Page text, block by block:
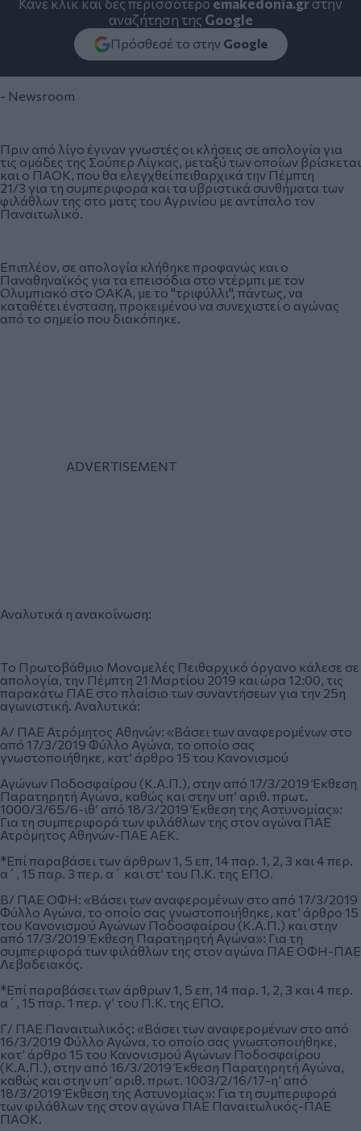
Κάνε κλικ και δες περισσότερο emakedonia.grστην
αναζήτηση της Google
Πρόσθεσέ το στην Google
- Newsroom
Πριν από λίγο έγιναν γνωστές οι κλήσεις σε απολογία για
τις ομάδες της Σούπερ Λίγκας, μεταξύ των οποίων βρίσκεται
και ο ΠΑΟΚ, που θα ελεγχθεί πειθαρχικά την Πέμπτη
21/3 για τη συμπεριφορά και τα υβριστικά συνθήματα των
φιλάθλων της στο ματς του Αγρινίου με αντίπαλο τον
Παναιτωλικό.
Επιπλέον, σε απολογία κλήθηκε προφανώς και ο
Παναθηναϊκός για τα επεισόδια στο ντέρμπι με τον
Ολυμπιακό στο ΟΑΚΑ, με το "τριφύλλι", πάντως, να
καταθέτει ένσταση, προκειμένου να συνεχιστεί ο αγώνας
από το σημείο που διακόπηκε.
Αναλυτικά η ανακοίνωση:
Tο Πρωτοβάθμιο Μονομελές Πειθαρχικό όργανο κάλεσε σε
απολογία, την Πέμπτη 21 Μαρτίου 2019 και ώρα 12:00, τις
παρακάτω ΠΑΕ στο πλαίσιο των συναντήσεων για την 25η
αγωνιστική. Αναλυτικά:
Α/ ΠΑΕ Ατρόμητος Αθηνών: «Βάσει των αναφερομένων στο
από 17/3/2019 Φύλλο Αγώνα, το οποίο σας
γνωστοποιήθηκε, κατ’ άρθρο 15 του Κανονισμού
Αγώνων Ποδοσφαίρου (Κ.Α.Π.), στην από 17/3/2019 Έκθεση
Παρατηρητή Αγώνα, καθώς και στην υπ’ αριθ. πρωτ.
1000/3/65/6-ιθ’ από 18/3/2019 Έκθεση της Αστυνομίας»:
Για τη συμπεριφορά των φιλάθλων της στον αγώνα ΠΑΕ
Ατρόμητος Αθηνών-ΠΑΕ ΑΕΚ.
*Επί παραβάσει των άρθρων 1, 5 επ, 14 παρ. 1, 2, 3 και 4 περ.
α΄, 15 παρ. 3 περ. α΄ και στ’ του Π.Κ. της ΕΠΟ.
Β/ ΠΑΕ ΟΦΗ: «Βάσει των αναφερομένων στο από 17/3/2019
Φύλλο Αγώνα, το οποίο σας γνωστοποιήθηκε, κατ’ άρθρο 15
του Κανονισμού Αγώνων Ποδοσφαίρου (Κ.Α.Π.) και στην
από 17/3/2019 Έκθεση Παρατηρητή Αγώνα»: Για τη
συμπεριφορά των φιλάθλων της στον αγώνα ΠΑΕ ΟΦΗ-ΠΑΕ
Λεβαδειακός.
*Επί παραβάσει των άρθρων 1, 5 επ, 14 παρ. 1, 2, 3 και 4 περ.
α΄, 15 παρ. 1 περ. γ’ του Π.Κ. της ΕΠΟ.
Γ/ ΠΑΕ Παναιτωλικός: «Βάσει των αναφερομένων στο από
16/3/2019 Φύλλο Αγώνα, το οποίο σας γνωστοποιήθηκε,
κατ’ άρθρο 15 του Κανονισμού Αγώνων Ποδοσφαίρου
(Κ.Α.Π.), στην από 16/3/2019 Έκθεση Παρατηρητή Αγώνα,
καθώς και στην υπ’ αριθ. πρωτ. 1003/2/16/17-η’ από
18/3/2019 Έκθεση της Αστυνομίας»: Για τη συμπεριφορά
των φιλάθλων της στον αγώνα ΠΑΕ Παναιτωλικός-ΠΑΕ
ΠΑΟΚ.